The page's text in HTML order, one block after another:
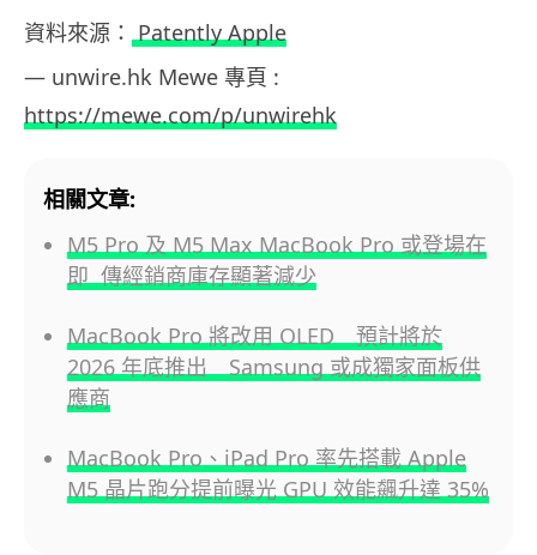
資料來源： Patently Apple
— unwire.hk Mewe 專頁 :
https://mewe.com/p/unwirehk
相關文章:
M5 Pro 及 M5 Max MacBook Pro 或登場在
即 傳經銷商庫存顯著減少
MacBook Pro 將改用 OLED 預計將於
2026 年底推出 Samsung 或成獨家面板供
應商
MacBook Pro、iPad Pro 率先搭載 Apple
M5 晶片跑分提前曝光 GPU 效能飆升達 35%